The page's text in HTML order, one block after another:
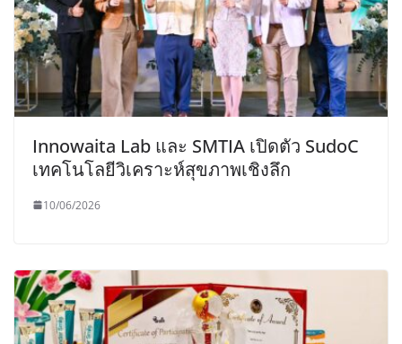
Innowaita Lab และ SMTIA เปิดตัว SudoC
เทคโนโลยีวิเคราะห์สุขภาพเชิงลึก
10/06/2026